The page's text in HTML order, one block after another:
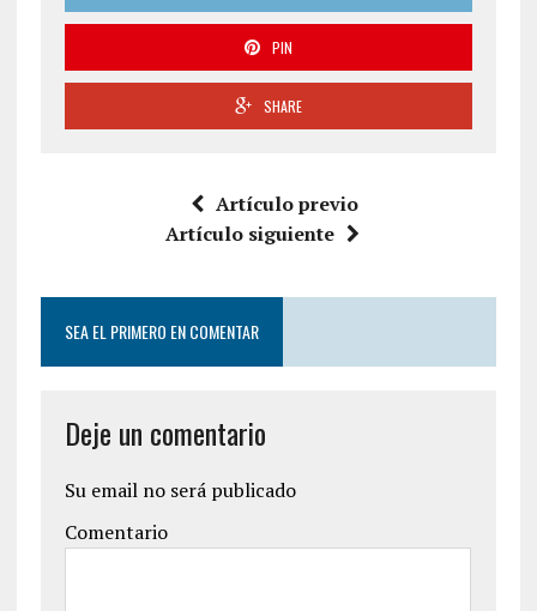
PIN
SHARE
Artículo previo
Artículo siguiente
SEA EL PRIMERO EN COMENTAR
Deje un comentario
Su email no será publicado
Comentario